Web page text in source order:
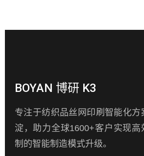
BOYAN 博研 K3
专注于纺织品丝网印刷智能化方
淀，助力全球1600+客户实现高
制的智能制造模式升级。